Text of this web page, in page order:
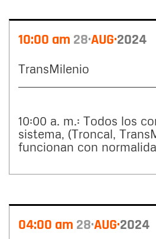
10:00 am 28 AUG 2024
TransMilenio
10:00 a. m.: Todos los
sistema, (Troncal,
funcionan con
04:00 am 28 AUG 2024